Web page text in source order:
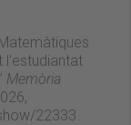
l'estudiantat
Memòria
22333